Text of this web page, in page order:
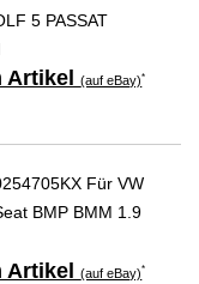
5 PASSAT
Artikel(auf eBay)*
Für VW
BMP BMM 1.9
Artikel(auf eBay)*